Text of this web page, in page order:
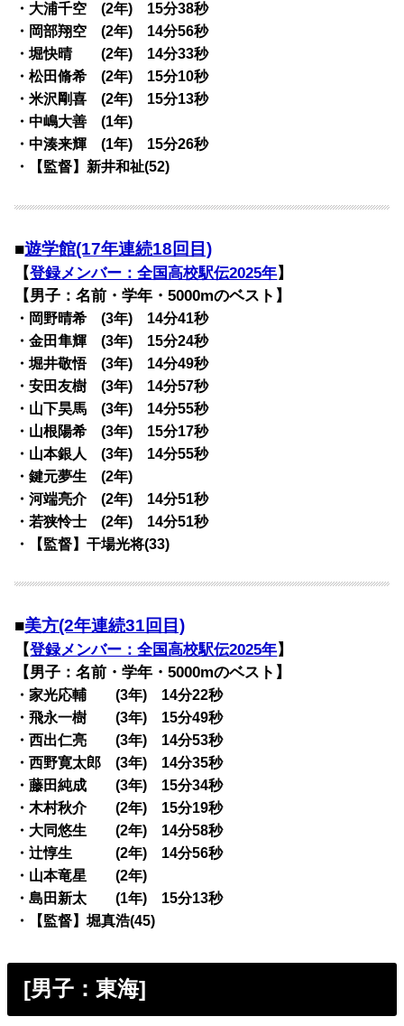
・大浦千空 (2年) 15分38秒
・岡部翔空 (2年) 14分56秒
・堀快晴 (2年) 14分33秒
・松田脩希 (2年) 15分10秒
・米沢剛喜 (2年) 15分13秒
・中嶋大善 (1年)
・中湊来輝 (1年) 15分26秒
・【監督】新井和祉(52)
■遊学館(17年連続18回目)
【登録メンバー：全国高校駅伝2025年】
【男子：名前・学年・5000mのベスト】
・岡野晴希 (3年) 14分41秒
・金田隼輝 (3年) 15分24秒
・堀井敬悟 (3年) 14分49秒
・安田友樹 (3年) 14分57秒
・山下昊馬 (3年) 14分55秒
・山根陽希 (3年) 15分17秒
・山本銀人 (3年) 14分55秒
・鍵元夢生 (2年)
・河端亮介 (2年) 14分51秒
・若狭怜士 (2年) 14分51秒
・【監督】干場光将(33)
■美方(2年連続31回目)
【登録メンバー：全国高校駅伝2025年】
【男子：名前・学年・5000mのベスト】
・家光応輔 (3年) 14分22秒
・飛永一樹 (3年) 15分49秒
・西出仁亮 (3年) 14分53秒
・西野寛太郎 (3年) 14分35秒
・藤田純成 (3年) 15分34秒
・木村秋介 (2年) 15分19秒
・大同悠生 (2年) 14分58秒
・辻惇生 (2年) 14分56秒
・山本竜星 (2年)
・島田新太 (1年) 15分13秒
・【監督】堀真浩(45)
[男子：東海]